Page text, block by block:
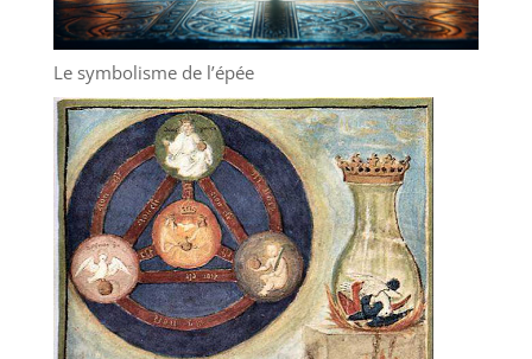
Le symbolisme de l’épée